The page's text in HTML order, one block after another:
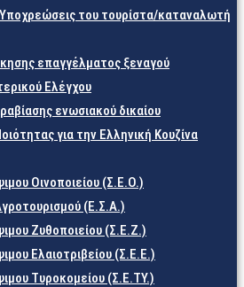
του τουρίστα/καταναλωτή
επαγγέλματος ξεναγού
Ελέγχου
ενωσιακού δικαίου
για την Ελληνική Κουζίνα
Οινοποιείου (Σ.Ε.Ο.)
(Ε.Σ.Α.)
Ζυθοποιείου (Σ.Ε.Ζ.)
Ελαιοτριβείου (Σ.Ε.Ε.)
Τυροκομείου (Σ.Ε.TY.)